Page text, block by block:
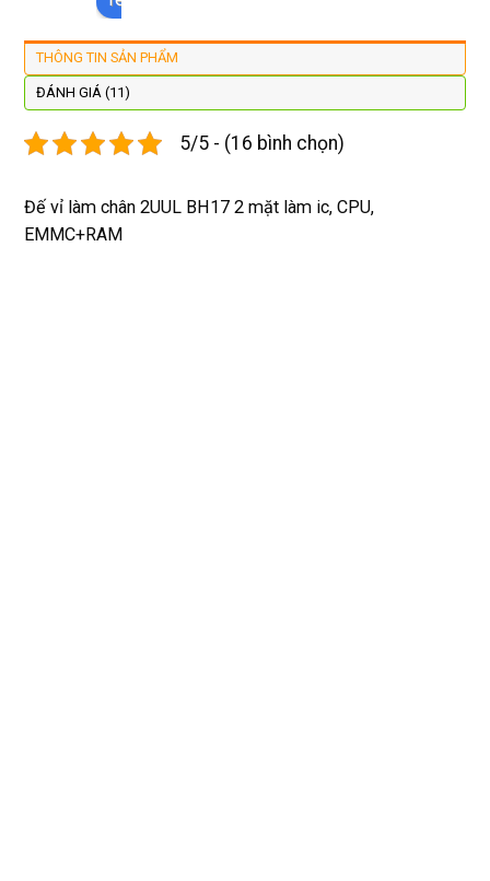
lại
xịn
phí.
tôi sẽ
đây
bền
THÔNG TIN SẢN PHẨM
ĐÁNH GIÁ (11)
5/5 - (16 bình chọn)
Đế vỉ làm chân 2UUL BH17 2 mặt làm ic, CPU,
EMMC+RAM